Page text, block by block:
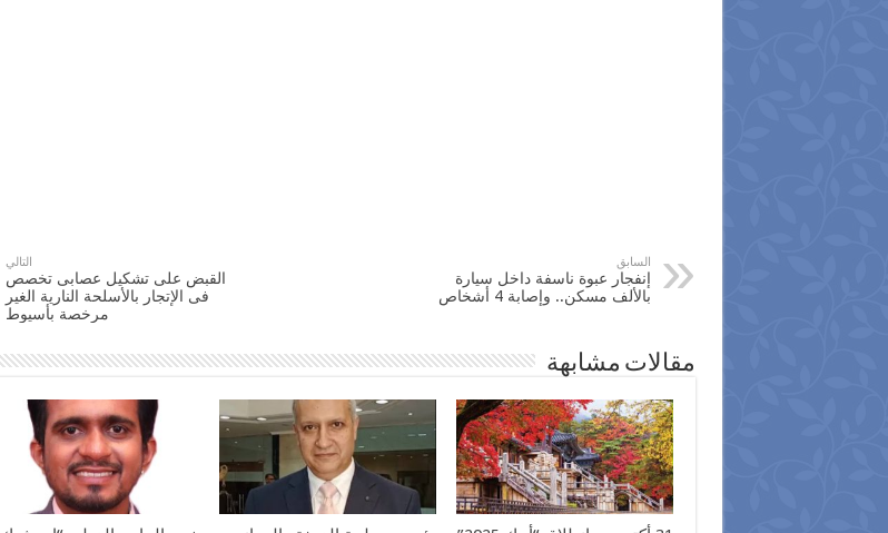
السابق
إنفجار عبوة ناسفة داخل سيارة
بالألف مسكن.. وإصابة 4 أشخاص
التالي
القبض على تشكيل عصابى تخصص
فى الإتجار بالأسلحة النارية الغير
مرخصة بأسيوط
مقالات مشابهة